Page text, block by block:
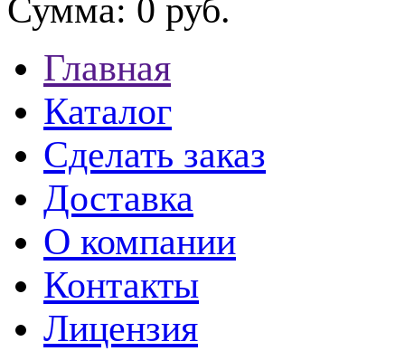
Сумма: 0 руб.
Главная
Каталог
Сделать заказ
Доставка
О компании
Контакты
Лицензия